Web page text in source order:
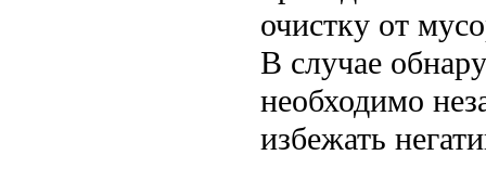
очистку от
В случае
необходимо
избежать